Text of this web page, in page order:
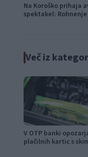
Na Koroško prihaja
spektakel:
Več iz
V OTP banki
plačilnih kartic s